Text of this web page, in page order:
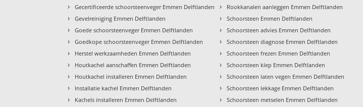
› Gecertificeerde schoorsteenveger Emmen Delftlanden
› Gevelreiniging Emmen Delftlanden
› Goede schoorsteenveger Emmen Delftlanden
› Goedkope schoorsteenveger Emmen Delftlanden
› Herstel werkzaamheden Emmen Delftlanden
› Houtkachel aanschaffen Emmen Delftlanden
› Houtkachel installeren Emmen Delftlanden
› Installatie kachel Emmen Delftlanden
› Kachels installeren Emmen Delftlanden
› Rookkanalen aanleggen Emmen Delftlanden
› Schoorsteen Emmen Delftlanden
› Schoorsteen advies Emmen Delftlanden
› Schoorsteen diagnose Emmen Delftlanden
› Schoorsteen frezen Emmen Delftlanden
› Schoorsteen klep Emmen Delftlanden
› Schoorsteen laten vegen Emmen Delftlanden
› Schoorsteen lekkage Emmen Delftlanden
› Schoorsteen metselen Emmen Delftlanden